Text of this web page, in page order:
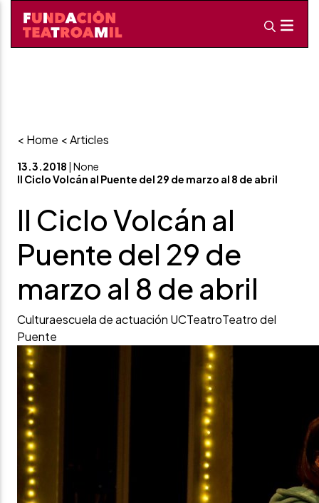
< Home < Articles
13.3.2018 | None
II Ciclo Volcán al Puente del 29 de marzo al 8 de abril
II Ciclo Volcán al
Puente del 29 de
marzo al 8 de abril
Culturaescuela de actuación UCTeatroTeatro del
Puente